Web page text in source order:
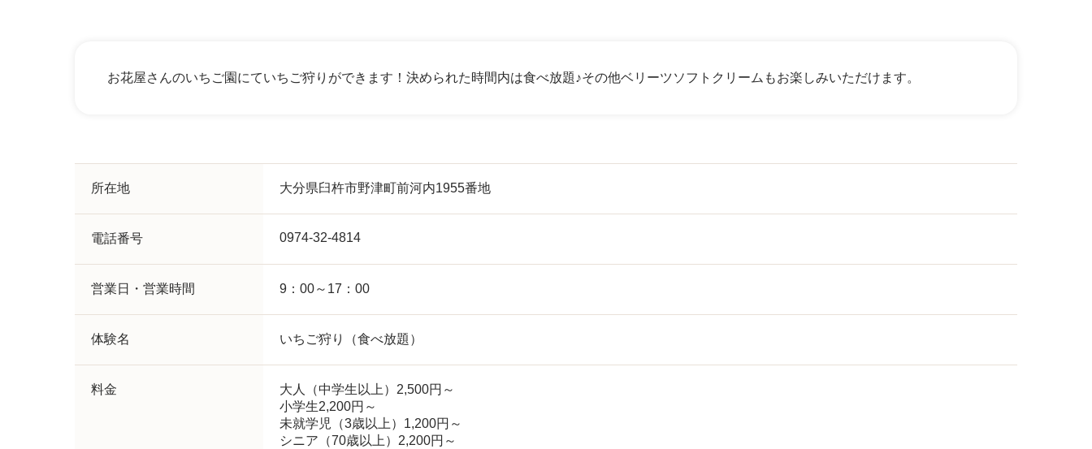
お花屋さんのいちご園にていちご狩りができます！決められた時間内は食べ放題♪その他ベリーツソフトクリームもお楽しみいただけます。
所在地 大分県臼杵市野津町前河内1955番地
電話番号 0974-32-4814
営業日・営業時間 9：00～17：00
体験名 いちご狩り（食べ放題）
料金
大人（中学生以上）2,500円～
小学生2,200円～
未就学児（3歳以上）1,200円～
シニア（70歳以上）2,200円～